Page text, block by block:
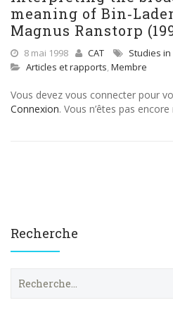
meaning of
Magnus Ranstorp
8 mai 1998 CAT
Studies
Articles et rapports, Membre
Vous devez vous connecter pour
Connexion. Vous n’êtes pas
Recherche